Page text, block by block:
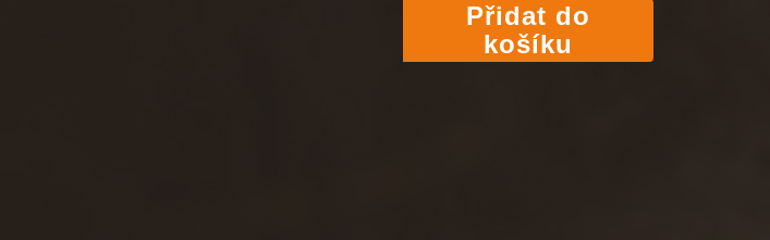
Přidat do
košíku